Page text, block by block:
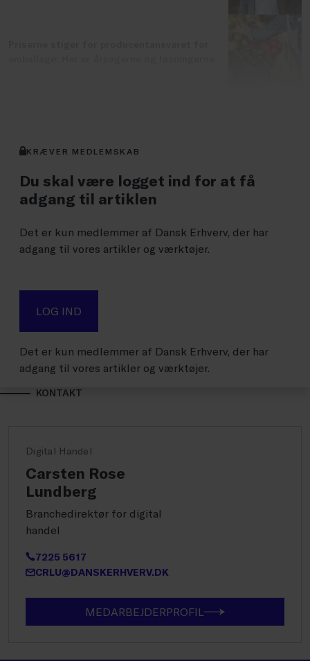
KRÆVER MEDLEMSKAB
Du skal være logget ind for at få
adgang til artiklen
Det er kun medlemmer af Dansk Erhverv, der har
adgang til vores artikler og værktøjer.
LOG IND
Det er kun medlemmer af Dansk Erhverv, der har
adgang til vores artikler og værktøjer.
KONTAKT
Digital Handel
Carsten Rose
Lundberg
Branchedirektør for digital
handel
7225 5617
CRLU@DANSKERHVERV.DK
MEDARBEJDERPROFIL